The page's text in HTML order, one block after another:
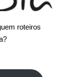
roteiros